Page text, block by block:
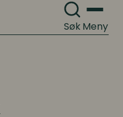
SøkMeny